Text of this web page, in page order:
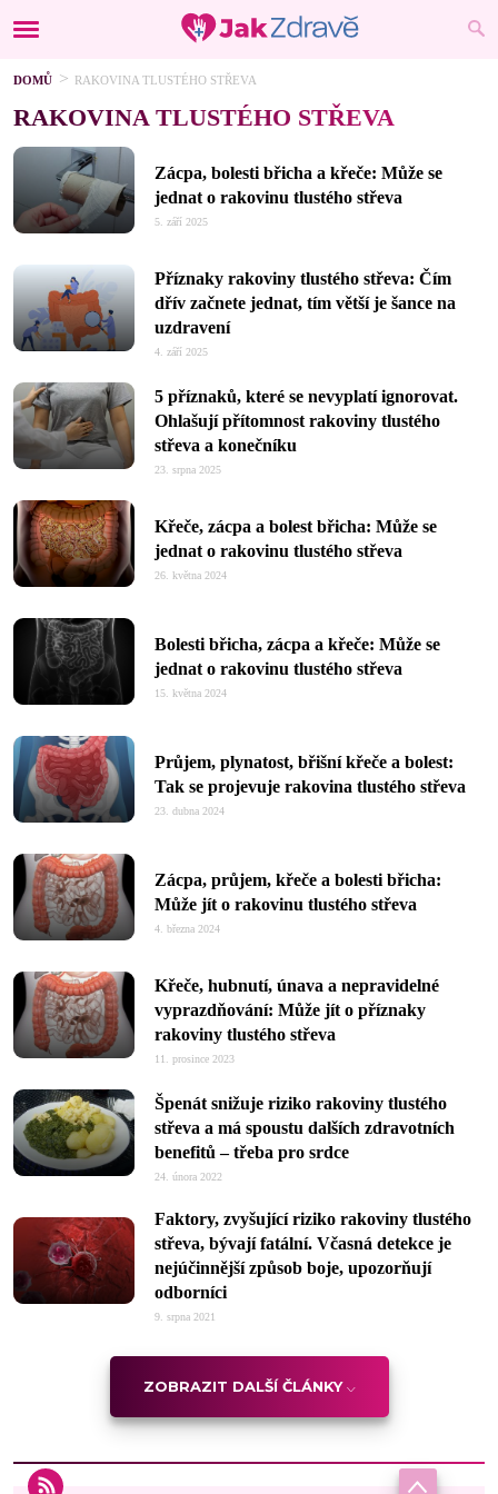
DOMŮ RAKOVINA TLUSTÉHO STŘEVA
RAKOVINA TLUSTÉHO STŘEVA
Zácpa, bolesti břicha a křeče: Může se
jednat o rakovinu tlustého střeva
5. září 2025
Příznaky rakoviny tlustého střeva: Čím
dřív začnete jednat, tím větší je šance na
uzdravení
4. září 2025
5 příznaků, které se nevyplatí ignorovat.
Ohlašují přítomnost rakoviny tlustého
střeva a konečníku
23. srpna 2025
Křeče, zácpa a bolest břicha: Může se
jednat o rakovinu tlustého střeva
26. května 2024
Bolesti břicha, zácpa a křeče: Může se
jednat o rakovinu tlustého střeva
15. května 2024
Průjem, plynatost, břišní křeče a bolest:
Tak se projevuje rakovina tlustého střeva
23. dubna 2024
Zácpa, průjem, křeče a bolesti břicha:
Může jít o rakovinu tlustého střeva
4. března 2024
Křeče, hubnutí, únava a nepravidelné
vyprazdňování: Může jít o příznaky
rakoviny tlustého střeva
11. prosince 2023
Špenát snižuje riziko rakoviny tlustého
střeva a má spoustu dalších zdravotních
benefitů –⁠ třeba pro srdce
24. února 2022
Faktory, zvyšující riziko rakoviny tlustého
střeva, bývají fatální. Včasná detekce je
nejúčinnější způsob boje, upozorňují
odborníci
9. srpna 2021
ZOBRAZIT DALŠÍ ČLÁNKY